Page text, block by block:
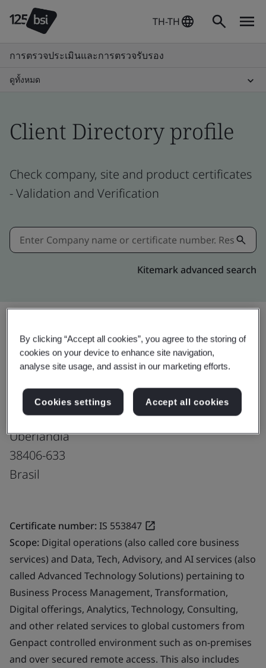
TH-TH
การตรวจประเมินและการตรวจรับรอง
ดูทั้งหมด
Client Directory profile
Check company, site and product certificates
- Validation and Verification
Kitemark advanced search
แชร์: อัปเกรด
Genpact
Av. Cesario Alvim, 5606 - Granja Marileusa
Uberlandia
38406-633
Brasil
Certificate number:IS 553847
Scope: Digital operations (also called core business
services) and Data, Tech, Advisory, and AI services (also
called Advanced Technology Solutions) pertaining to
Business Process Management, Transformation,
Digital offerings, Analytics, Technology, Consulting,
and other related services to global customers from
Genpact controlled environment such as on-premises
and over secured remote access. This also includes
By clicking “Accept all cookies”, you agree to the storing of
cookies on your device to enhance site navigation,
analyse site usage, and assist in our marketing efforts.
Cookies settings Accept all cookies